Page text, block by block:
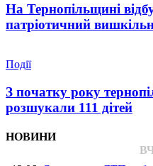
На Тернопільщині
патріотичний
Події
З початку року
розшукали 111 дітей
НОВИНИ